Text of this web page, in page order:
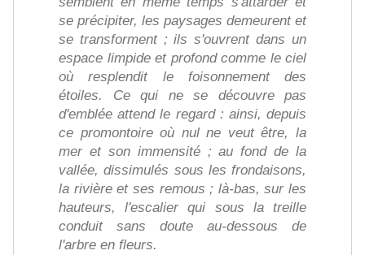
se précipiter, les paysages demeurent et
se transforment ; ils s'ouvrent dans un
espace limpide et profond comme le ciel
où resplendit le foisonnement des
étoiles. Ce qui ne se découvre pas
d'emblée attend le regard : ainsi, depuis
ce promontoire où nul ne veut être, la
mer et son immensité ; au fond de la
vallée, dissimulés sous les frondaisons,
la rivière et ses remous ; là-bas, sur les
hauteurs, l'escalier qui sous la treille
conduit sans doute au-dessous de
l'arbre en fleurs.